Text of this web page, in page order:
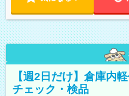
【週2日だけ】倉庫内
チェック・検品